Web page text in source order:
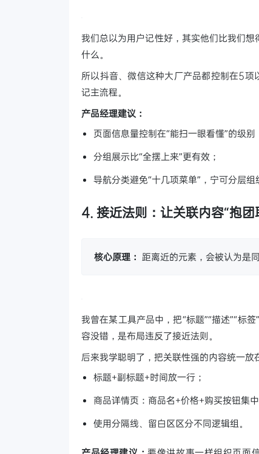
我们总以为用户记性好，其实他们比我们
什么。
所以抖音、微信这种大厂产品都控制在5项
记主流程。
产品经理建议：
页面信息量控制在“能扫一眼看懂”的级别
分组展示比“全摆上来”更有效；
导航分类避免“十几项菜单”，宁可分层组
4. 接近法则：让关联内容“抱团
核心原理： 距离近的元素，会被认为是
我曾在某工具产品中，把“标题”“描述”“标
容没错，是布局违反了接近法则。
后来我学聪明了，把关联性强的内容统一放
标题+副标题+时间放一行；
商品详情页：商品名+价格+购买按钮集中
使用分隔线、留白区区分不同逻辑组。